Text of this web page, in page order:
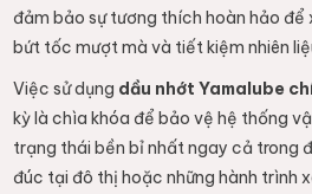
đảm bảo sự tương thích hoàn hảo để
bứt tốc mượt mà và tiết kiệm nhiên
Việc sử dụng dầu nhớt Yamalube
kỳ là chìa khóa để bảo vệ hệ thống
trạng thái bền bỉ nhất ngay cả trong
đúc tại đô thị hoặc những hành trình